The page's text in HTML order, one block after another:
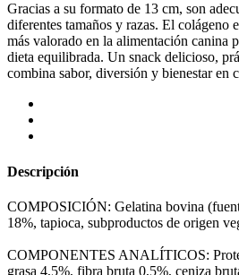
Gracias a su formato de 13 cm, son
diferentes tamaños y razas. El colágeno
más valorado en la alimentación canina
dieta equilibrada. Un snack delicioso,
combina sabor, diversión y bienestar en
Descripción
COMPOSICIÓN: Gelatina bovina
18%, tapioca, subproductos de origen
COMPONENTES ANALÍTICOS:
grasa 4,5%, fibra bruta 0,5%, ceniza